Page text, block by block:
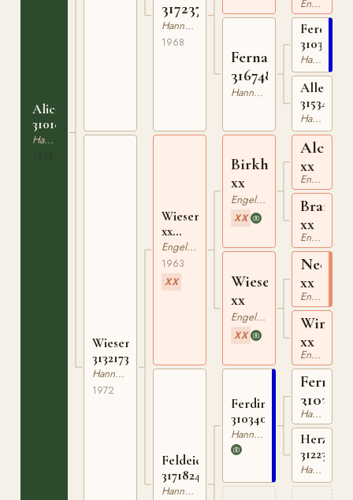
Alicante
310183478
Hannoveranare
Wiesenelfe
313217372
Hannoveranare
1972
317237868
Hannoveranare
1968
Wiesenbaum
xx
310415763
Engelskt Fullblod
1963
XX
Feldeiche
317182468
Hannoveranare
Fernanda
316748264
Hannoveranare
Birkhahn
xx
Engelskt Fullblod
XX
Wiesenblüte
xx
Engelskt Fullblod
XX
Ferdinand
310340641
Hannoveranare
Engelskt Fullblod
310340641
Hannoveranare
Allerfrau
315343748
Hannoveranare
xx
Engelskt Fullblod
xx
Engelskt Fullblod
Neckar
xx
Engelskt Fullblod
xx
Engelskt Fullblod
Ferrara
Hannoveranare
312237231
Hannoveranare